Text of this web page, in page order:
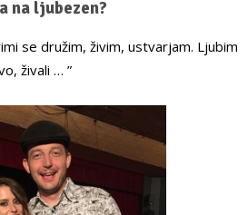
na ljubezen?
se družim, živim, ustvarjam. Ljubim
živali … ”